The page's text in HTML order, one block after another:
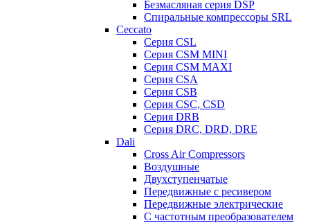
Безмасляная серия DSP
Спиральные компрессоры SRL
Ceccato
Серия CSL
Серия CSM MINI
Серия CSM MAXI
Серия CSA
Серия CSB
Серия CSC, CSD
Серия DRB
Серия DRC, DRD, DRE
Dali
Cross Air Compressors
Воздушные
Двухступенчатые
Передвижные с ресивером
Передвижные электрические
С частотным преобразователем